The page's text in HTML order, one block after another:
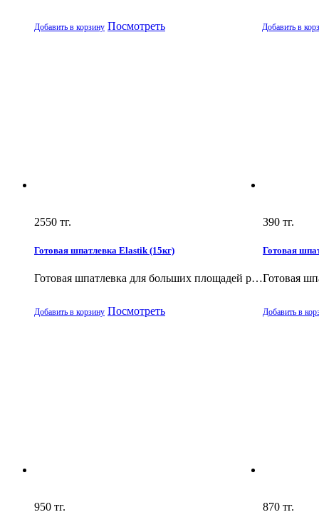
Добавить в корзину Посмотреть Добавить в
2550 тг.
Готовая шпатлевка Elastik (15кг)
Готовая шпатлевка для больших площадей р…
Добавить в корзину Посмотреть
390 тг.
Готовая
Готовая
Добавить в
950 тг. 870 тг.